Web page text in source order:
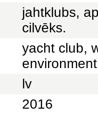
jahtklubs,
cilvēks.
yacht club,
lv
2016